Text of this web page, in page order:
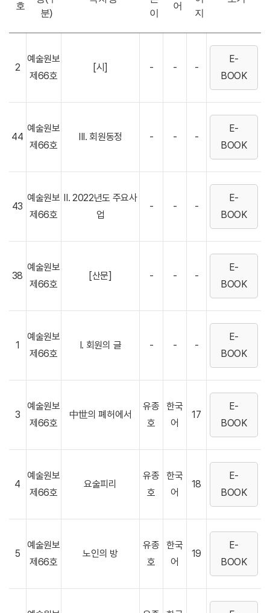
호
분)
이
어
지
2
예술원보
제66호
[시] - - -
E-
BOOK
44
예술원보
제66호
III. 회원동정 - - -
E-
BOOK
43
예술원보
제66호
II. 2022년도 주요사
업
- - -
E-
BOOK
38
예술원보
제66호
[산문] - - -
E-
BOOK
1
예술원보
제66호
I. 회원의 글 - - -
E-
BOOK
3
예술원보
제66호
中世의 폐허에서
유종
호
한국
어
17
E-
BOOK
4
예술원보
제66호
요술피리
유종
호
한국
어
18
E-
BOOK
5
예술원보
제66호
노인의 방
유종
호
한국
어
19
E-
BOOK